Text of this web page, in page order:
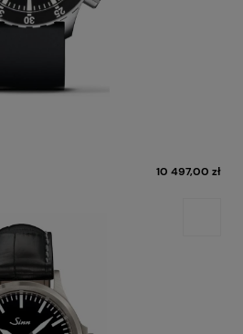
10 497,00 zł